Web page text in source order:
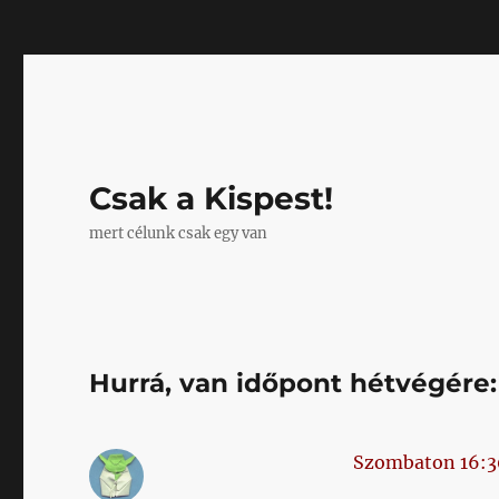
Csak a Kispest!
mert célunk csak egy van
Hurrá, van időpont hétvégére:
Szombaton